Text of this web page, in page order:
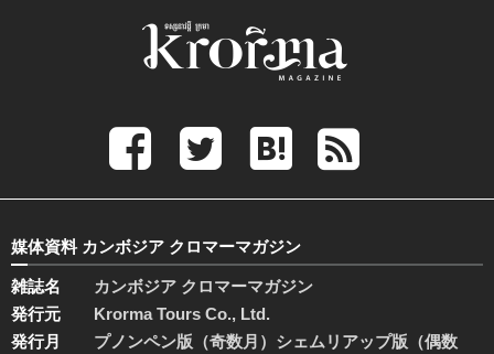
媒体資料 カンボジア クロマーマガジン
雑誌名
カンボジア クロマーマガジン
発行元
Krorma Tours Co., Ltd.
発行月
プノンペン版（奇数月）シェムリアップ版（偶数